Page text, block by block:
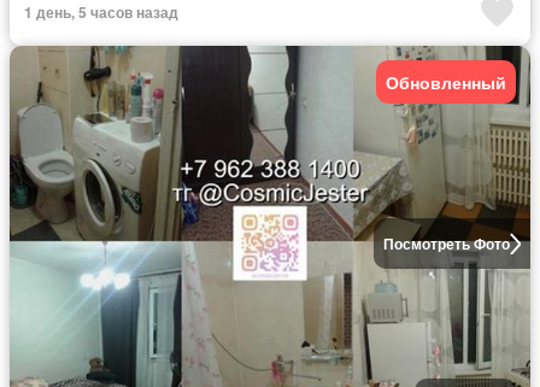
1 день, 5 часов назад
Посмотреть Фото
Обновленный